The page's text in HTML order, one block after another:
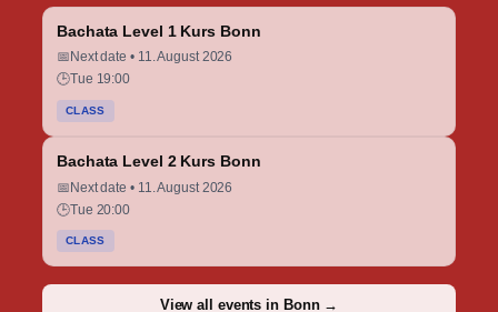
Bachata Level 1 Kurs Bonn
📅 Next date • 11. August 2026
🕒Tue 19:00
CLASS
Bachata Level 2 Kurs Bonn
📅Next date • 11. August 2026
🕒Tue 20:00
CLASS
View all events in Bonn →